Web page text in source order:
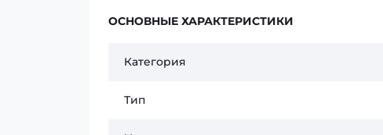
ОСНОВНЫЕ ХАРАКТЕРИСТИКИ
Категория
Тип